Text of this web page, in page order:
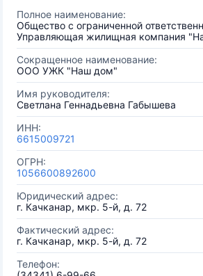
Полное наименование:
Общество с ограниченной
Управляющая жилищная компания
Сокращенное наименование:
ООО УЖК "Наш дом"
Имя руководителя:
Светлана Геннадьевна Габышева
ИНН:
6615009721
ОГРН:
1056600892600
Юридический адрес:
г. Качканар, мкр. 5-й, д. 72
Фактический адрес:
г. Качканар, мкр. 5-й, д. 72
Телефон: